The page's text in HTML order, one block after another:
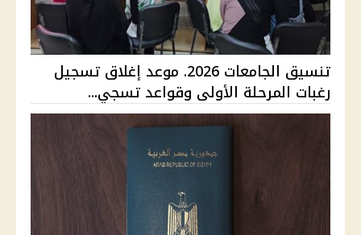
تنسيق الجامعات 2026. موعد إغلاق تسجيل
رغبات المرحلة الأولى وقواعد تسجي...